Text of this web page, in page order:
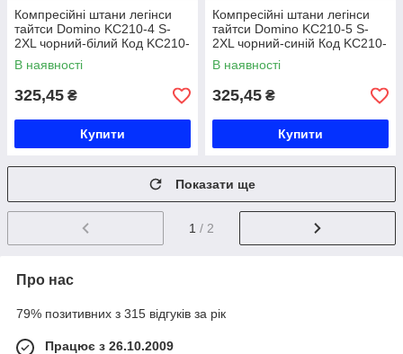
Компресійні штани легінси
тайтси Domino KC210-4 S-
2XL чорний-білий Код KC210-
4
В наявності
325,45 ₴
Купити
Компресійні штани легінси
тайтси Domino KC210-5 S-
2XL чорний-синій Код KC210-
5
В наявності
325,45 ₴
Купити
Показати ще
1 / 2
Про нас
79% позитивних з 315 відгуків за рік
Працює з 26.10.2009